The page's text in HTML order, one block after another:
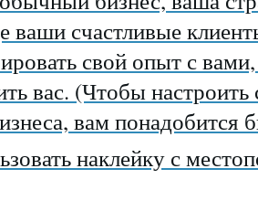
ваши счастливые
свой опыт с
вас. (Чтобы
вам понадобится
наклейку с